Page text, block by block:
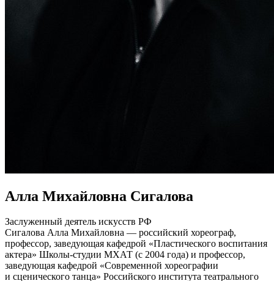
Алла Михайловна Сигалова
Заслуженный деятель искусств РФ
Сигалова Алла Михайловна — российский хореограф,
профессор, заведующая кафедрой «Пластического воспитания
актера» Школы-студии МХАТ (с 2004 года) и профессор,
заведующая кафедрой «Современной хореографии
и сценического танца» Российского института театрального